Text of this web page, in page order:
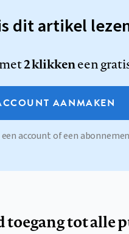
dit artikel
2 klikkeneen
AANMAKEN
een account of een
tot alle